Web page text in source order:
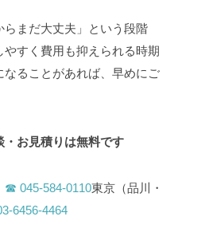
らまだ大丈夫」という段階
やすく費用も抑えられる時期
なることがあれば、早めにご
・お見積りは無料です
☎ 045-584-0110東京（品川・
6456-4464